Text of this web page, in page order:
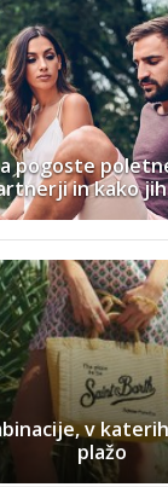
pogoste
in kako
v
plažo